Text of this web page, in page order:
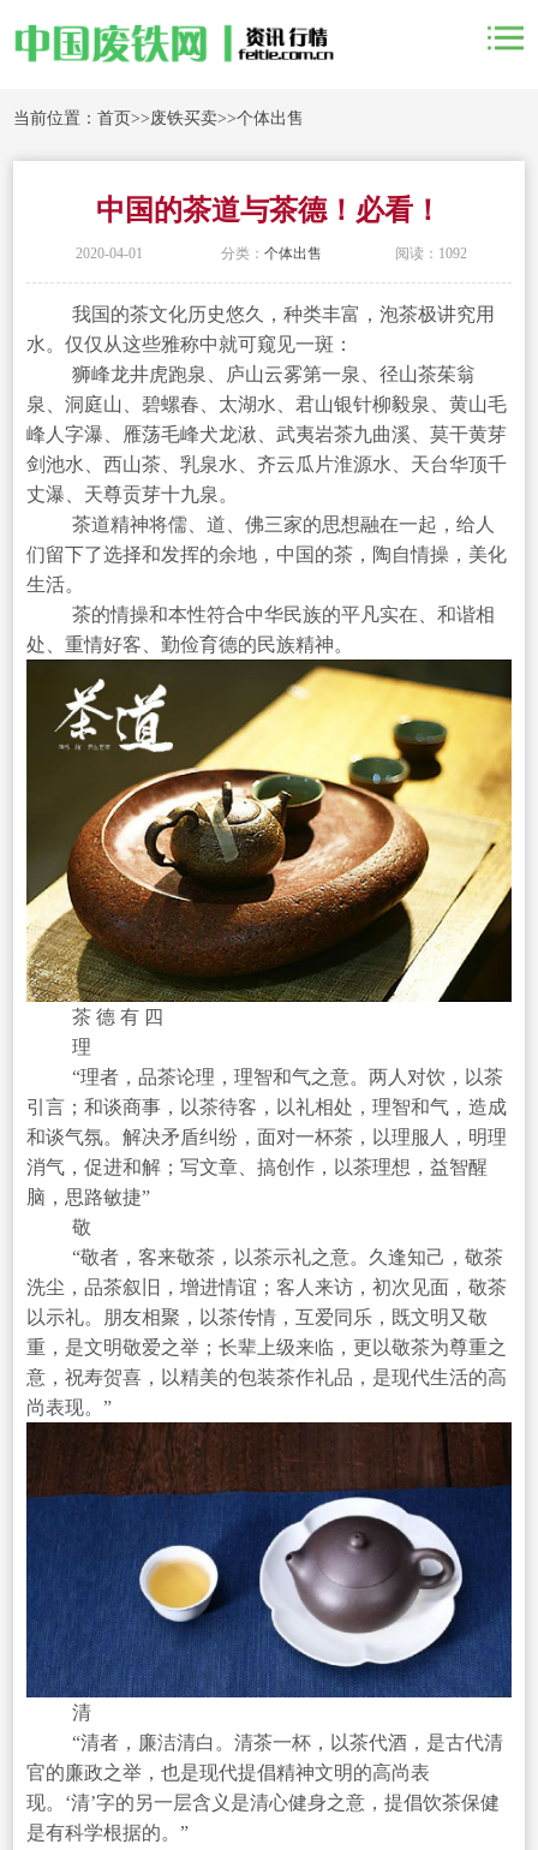
当前位置：首页>>废铁买卖>>个体出售
中国的茶道与茶德！必看！
2020-04-01 分类： 个体出售 阅读：1092
我国的茶文化历史悠久，种类丰富，泡茶极讲究用
水。仅仅从这些雅称中就可窥见一斑：
狮峰龙井虎跑泉、庐山云雾第一泉、径山茶茱翁
泉、洞庭山、碧螺春、太湖水、君山银针柳毅泉、黄山毛
峰人字瀑、雁荡毛峰犬龙湫、武夷岩茶九曲溪、莫干黄芽
剑池水、西山茶、乳泉水、齐云瓜片淮源水、天台华顶千
丈瀑、天尊贡芽十九泉。
茶道精神将儒、道、佛三家的思想融在一起，给人
们留下了选择和发挥的余地，中国的茶，陶自情操，美化
生活。
茶的情操和本性符合中华民族的平凡实在、和谐相
处、重情好客、勤俭育德的民族精神。
茶 德 有 四
理
“理者，品茶论理，理智和气之意。两人对饮，以茶
引言；和谈商事，以茶待客，以礼相处，理智和气，造成
和谈气氛。解决矛盾纠纷，面对一杯茶，以理服人，明理
消气，促进和解；写文章、搞创作，以茶理想，益智醒
脑，思路敏捷”
敬
“敬者，客来敬茶，以茶示礼之意。久逢知己，敬茶
洗尘，品茶叙旧，增进情谊；客人来访，初次见面，敬茶
以示礼。朋友相聚，以茶传情，互爱同乐，既文明又敬
重，是文明敬爱之举；长辈上级来临，更以敬茶为尊重之
意，祝寿贺喜，以精美的包装茶作礼品，是现代生活的高
尚表现。”
清
“清者，廉洁清白。清茶一杯，以茶代酒，是古代清
官的廉政之举，也是现代提倡精神文明的高尚表
现。‘清’字的另一层含义是清心健身之意，提倡饮茶保健
是有科学根据的。”